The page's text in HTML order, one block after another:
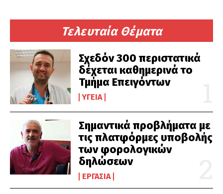
Τελευταία Θέματα
Σχεδόν 300 περιστατικά
δέχεται καθημερινά το
Τμήμα Επειγόντων
ΥΓΕΊΑ
Σημαντικά προβλήματα με
τις πλατφόρμες υποβολής
των φορολογικών
δηλώσεων
ΕΡΓΑΣΊΑ